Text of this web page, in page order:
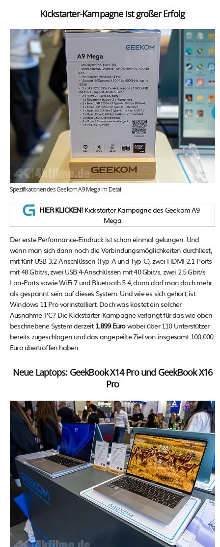
Kickstarter-Kampagne ist großer Erfolg
Spezifikationen des Geekom A9 Mega im Detail
HIER KLICKEN!Kickstarter-Kampagne des Geekom A9
Mega
Der erste Performance-Eindruck ist schon einmal gelungen. Und
wenn man sich dann noch die Verbindungsmöglichkeiten durchliest,
mit fünf USB 3.2-Anschlüssen (Typ-A und Typ-C), zwei HDMI 2.1-Ports
mit 48 Gbit/s, zwei USB 4-Anschlüssen mit 40 Gbit/s, zwei 2.5 Gbit/s
Lan-Ports sowie WiFi 7 und Bluetooth 5.4, dann darf man doch mehr
als gespannt sein auf dieses System. Und wie es sich gehört, ist
Windows 11 Pro vorinstalliert. Doch was kostet ein solcher
Ausnahme-PC? Die Kickstarter-Kampagne verlangt für das wie oben
beschriebene System derzeit 1.899 Eurowobei über 110 Unterstützer
bereits zugeschlagen und das angepeilte Ziel von insgesamt 100.000
Euro übertroffen haben.
Neue Laptops: GeekBook X14 Pro und GeekBook X16
Pro